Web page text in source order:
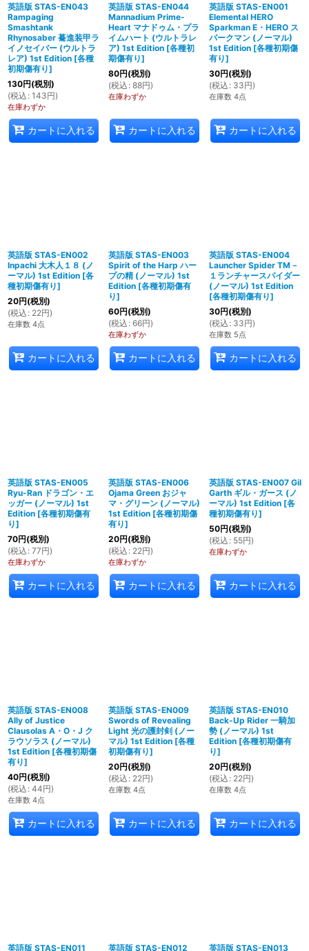
英語版 STAS-EN043
Rampaging
Smashtank
Rhynosaber 驀進装甲ラ
イノセイバー (ウルトラ
レア) 1st Edition [各種
初期傷有り]
130円(税別)
(税込 : 143円)
在庫わずか
カートに入れる
英語版 STAS-EN044
Mannadium Prime-
Heart マナドゥム・プラ
イムハート (ウルトラレ
ア) 1st Edition [各種初
期傷有り]
80円(税別)
(税込 : 88円)
在庫わずか
カートに入れる
英語版 STAS-EN001
Elemental HERO
Sparkman E・HERO ス
パークマン (ノーマル)
1st Edition [各種初期傷
有り]
30円(税別)
(税込 : 33円)
在庫数 4点
カートに入れる
英語版 STAS-EN002
Inpachi 大木人１８ (ノ
ーマル) 1st Edition [各
種初期傷有り]
20円(税別)
(税込 : 22円)
在庫数 4点
カートに入れる
英語版 STAS-EN003
Spirit of the Harp ハー
プの精 (ノーマル) 1st
Edition [各種初期傷有
り]
60円(税別)
(税込 : 66円)
在庫わずか
カートに入れる
英語版 STAS-EN004
Launcher Spider TM－
１ランチャースパイダー
(ノーマル) 1st Edition
[各種初期傷有り]
30円(税別)
(税込 : 33円)
在庫数 5点
カートに入れる
英語版 STAS-EN005
Ryu-Ran ドラゴン・エ
ッガー (ノーマル) 1st
Edition [各種初期傷有
り]
70円(税別)
(税込 : 77円)
在庫わずか
カートに入れる
英語版 STAS-EN006
Ojama Green おジャ
マ・グリーン (ノーマル)
1st Edition [各種初期傷
有り]
20円(税別)
(税込 : 22円)
在庫わずか
カートに入れる
英語版 STAS-EN007 Gil
Garth ギル・ガース (ノ
ーマル) 1st Edition [各
種初期傷有り]
50円(税別)
(税込 : 55円)
在庫わずか
カートに入れる
英語版 STAS-EN008
Ally of Justice
Clausolas A・O・J ク
ラウソラス (ノーマル)
1st Edition [各種初期傷
有り]
40円(税別)
(税込 : 44円)
在庫数 4点
カートに入れる
英語版 STAS-EN009
Swords of Revealing
Light 光の護封剣 (ノー
マル) 1st Edition [各種
初期傷有り]
20円(税別)
(税込 : 22円)
在庫数 4点
カートに入れる
英語版 STAS-EN010
Back-Up Rider 一騎加
勢 (ノーマル) 1st
Edition [各種初期傷有
り]
20円(税別)
(税込 : 22円)
在庫数 4点
カートに入れる
英語版 STAS-EN011 英語版 STAS-EN012 英語版 STAS-EN013